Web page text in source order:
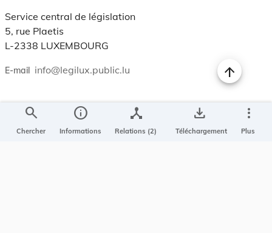
search
Chercher
info
Informations
device_hub
Relations (2)
save_alt
Téléchargement
more_vert
Plus
Service central de législation
5, rue Plaetis
L-2338 LUXEMBOURG
E-mail info@legilux.public.lu
My LegiBox , votre espace personnel.
Se connecter